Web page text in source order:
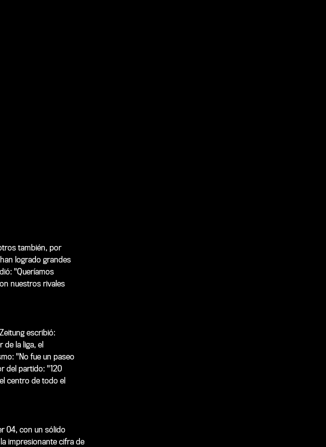
también, por
logrado grandes
"Queríamos
nuestros rivales
escribió:
la liga, el
"No fue un paseo
del partido: "120
centro de todo el
04, con un sólido
impresionante cifra de